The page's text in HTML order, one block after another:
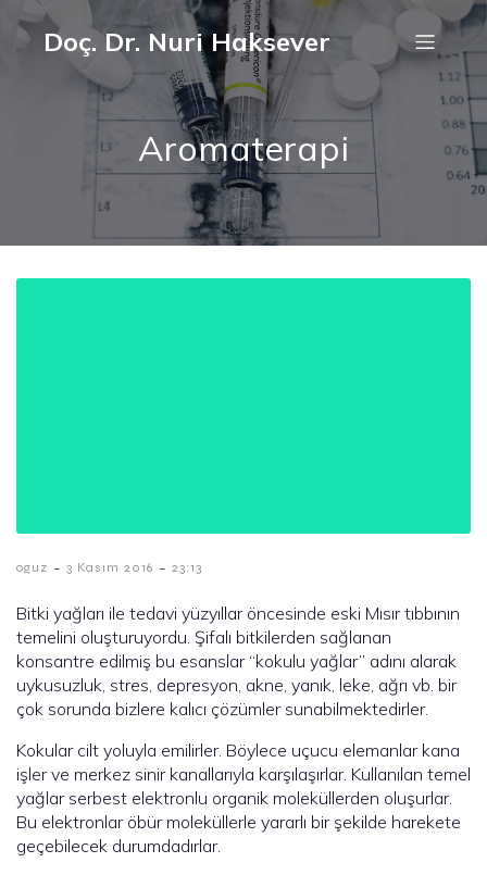
Doç. Dr. Nuri Haksever
Aromaterapi
oguz - 3 Kasım 2016 - 23:13
Bitki yağları ile tedavi yüzyıllar öncesinde eski Mısır tıbbının
temelini oluşturuyordu. Şifalı bitkilerden sağlanan
konsantre edilmiş bu esanslar “kokulu yağlar” adını alarak
uykusuzluk, stres, depresyon, akne, yanık, leke, ağrı vb. bir
çok sorunda bizlere kalıcı çözümler sunabilmektedirler.
Kokular cilt yoluyla emilirler. Böylece uçucu elemanlar kana
işler ve merkez sinir kanallarıyla karşılaşırlar. Kullanılan temel
yağlar serbest elektronlu organik moleküllerden oluşurlar.
Bu elektronlar öbür moleküllerle yararlı bir şekilde harekete
geçebilecek durumdadırlar.